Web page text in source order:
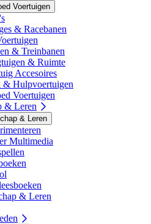
Voertuigen
& Racebanen
& Treinbanen
& Ruimte
Accesoires
& Hulpvoertuigen
Voertuigen
& Leren
& Leren
Multimedia
& Leren